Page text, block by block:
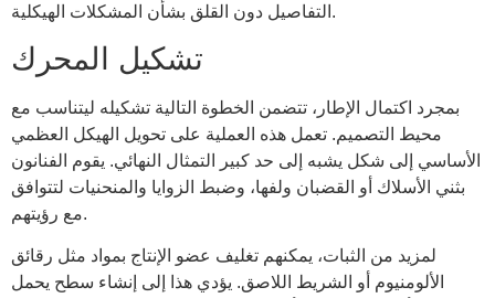
التفاصيل دون القلق بشأن المشكلات الهيكلية.
تشكيل المحرك
بمجرد اكتمال الإطار، تتضمن الخطوة التالية تشكيله ليتناسب مع
محيط التصميم. تعمل هذه العملية على تحويل الهيكل العظمي
الأساسي إلى شكل يشبه إلى حد كبير التمثال النهائي. يقوم الفنانون
بثني الأسلاك أو القضبان ولفها، وضبط الزوايا والمنحنيات لتتوافق
مع رؤيتهم.
لمزيد من الثبات، يمكنهم تغليف عضو الإنتاج بمواد مثل رقائق
الألومنيوم أو الشريط اللاصق. يؤدي هذا إلى إنشاء سطح يحمل